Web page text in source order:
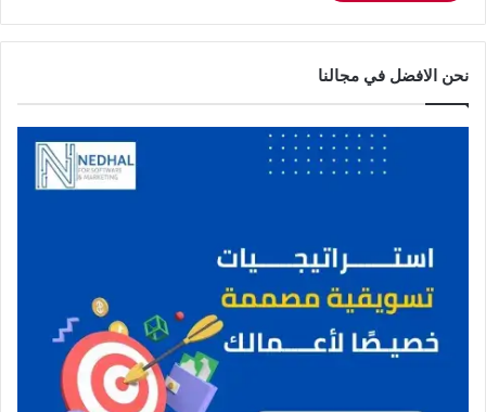
نحن الافضل في مجالنا